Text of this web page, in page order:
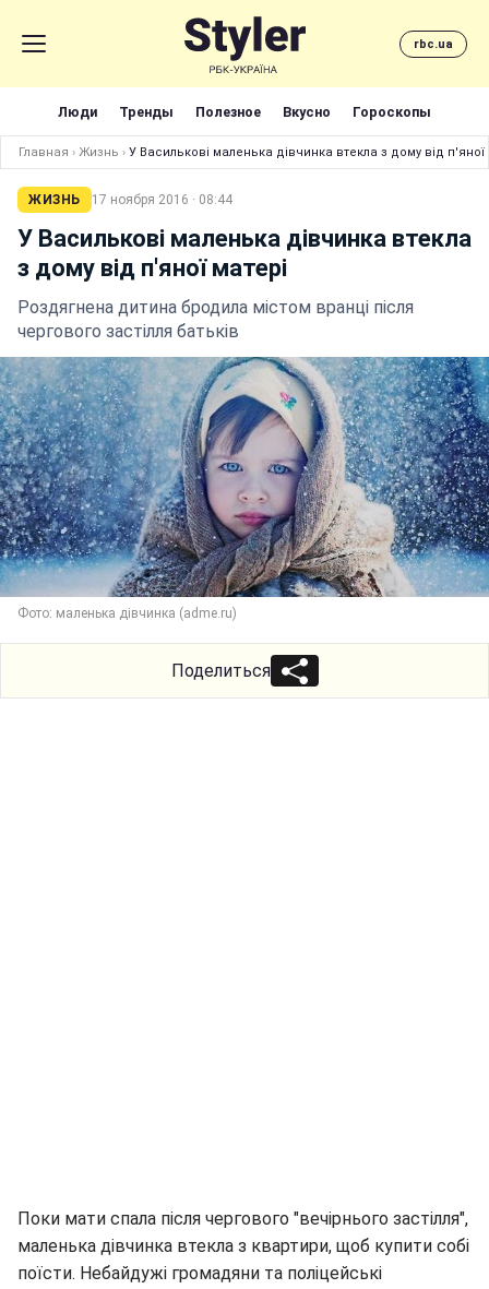
rbc.ua
Люди Тренды Полезное Вкусно Гороскопы
Главная › Жизнь › У Василькові маленька дівчинка втекла з дому від п'яної
ЖИЗНЬ 17 ноября 2016 · 08:44
У Василькові маленька дівчинка втекла
з дому від п'яної матері
Роздягнена дитина бродила містом вранці після
чергового застілля батьків
Фото: маленька дівчинка (adme.ru)
Поделиться
Поки мати спала після чергового "вечірнього застілля",
маленька дівчинка втекла з квартири, щоб купити собі
поїсти. Небайдужі громадяни та поліцейські